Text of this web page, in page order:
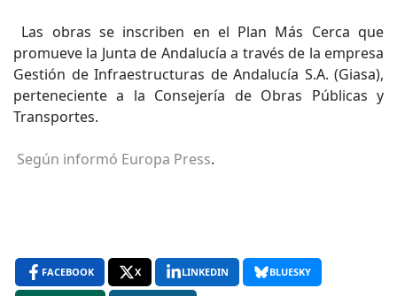
Las obras se inscriben en el Plan Más Cerca que
promueve la Junta de Andalucía a través de la empresa
Gestión de Infraestructuras de Andalucía S.A. (Giasa),
perteneciente a la Consejería de Obras Públicas y
Transportes.
Según informó Europa Press.
FACEBOOK X LINKEDIN BLUESKY